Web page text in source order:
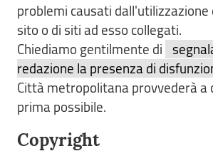
problemi causati
sito o di siti ad esso collegati.
Chiediamo gentilmente di
redazione la presenza di
Città metropolitana provvederà a
prima possibile.
Copyright